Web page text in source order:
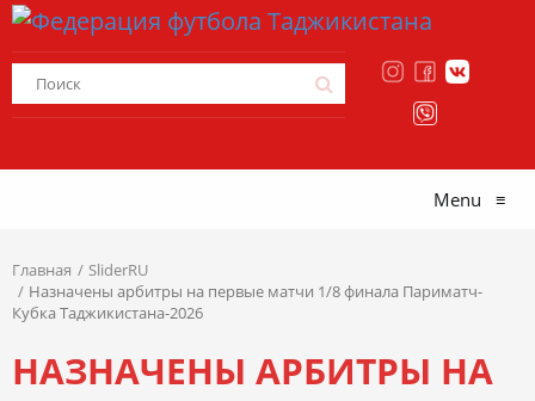
Menu ≡
Главная
SliderRU
Назначены арбитры на первые матчи 1/8 финала Париматч-
Кубка Таджикистана-2026
НАЗНАЧЕНЫ АРБИТРЫ НА